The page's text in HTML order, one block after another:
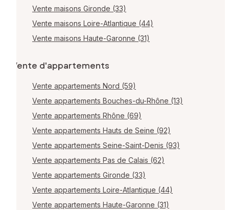
Vente maisons Gironde (33)
Vente maisons Loire-Atlantique (44)
Vente maisons Haute-Garonne (31)
Vente d'appartements
Vente appartements Nord (59)
Vente appartements Bouches-du-Rhône (13)
Vente appartements Rhône (69)
Vente appartements Hauts de Seine (92)
Vente appartements Seine-Saint-Denis (93)
Vente appartements Pas de Calais (62)
Vente appartements Gironde (33)
Vente appartements Loire-Atlantique (44)
Vente appartements Haute-Garonne (31)